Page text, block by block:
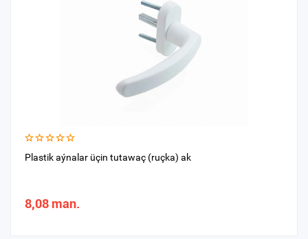
Plastik aýnalar üçin tutawaç (ruçka) ak
8,08 man.